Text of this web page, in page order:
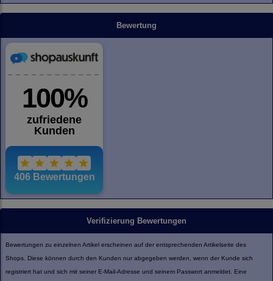
Bewertung
Verifizierung Bewertungen
Bewertungen zu einzelnen Artikel erscheinen auf der entsprechenden Artikelseite des
Shops. Diese können durch den Kunden nur abgegeben werden, wenn der Kunde sich
registriert hat und sich mit seiner E-Mail-Adresse und seinem Passwort anmeldet. Eine